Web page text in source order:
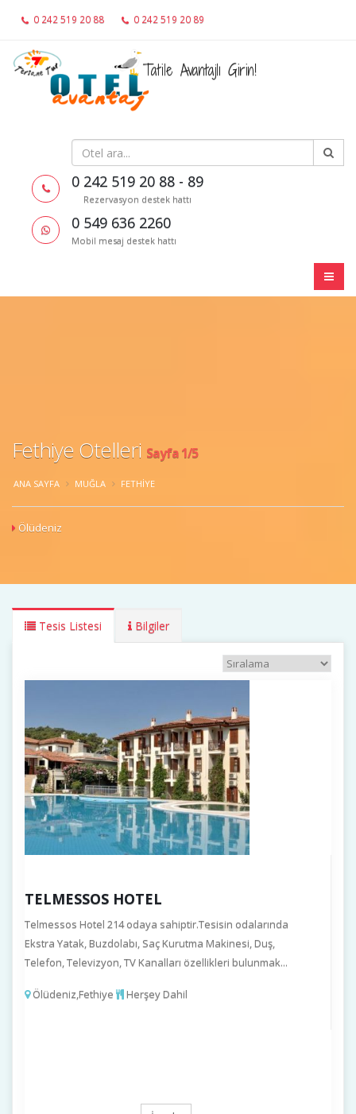
0 242 519 20 88 0 242 519 20 89
0 549 636 2260
Tatile Avantajlı Girin!
0 242 519 20 88 - 89
Rezervasyon destek hattı
0 549 636 2260
Mobil mesaj destek hattı
Fethiye Otelleri Sayfa 1/5
ANA SAYFA MUĞLA FETHIYE
Ölüdeniz
Tesis Listesi Bilgiler
TELMESSOS HOTEL
Telmessos Hotel 214 odaya sahiptir.Tesisin odalarında
Ekstra Yatak, Buzdolabı, Saç Kurutma Makinesi, Duş,
Telefon, Televizyon, TV Kanalları özellikleri bulunmak...
Ölüdeniz,Fethiye Herşey Dahil